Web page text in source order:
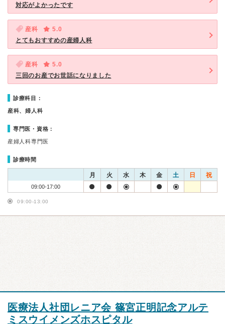
対応がよかったです
産科
5.0
とてもおすすめの産婦人科
産科
5.0
三回のお産でお世話になりました
診療科目：
産科、婦人科
専門医・資格：
産婦人科専門医
診療時間
月 火 水 木 金 土 日 祝
09:00-17:00
09:00-13:00
医療法人社団レニア会 篠宮正明記念アルテ
ミスウイメンズホスピタル